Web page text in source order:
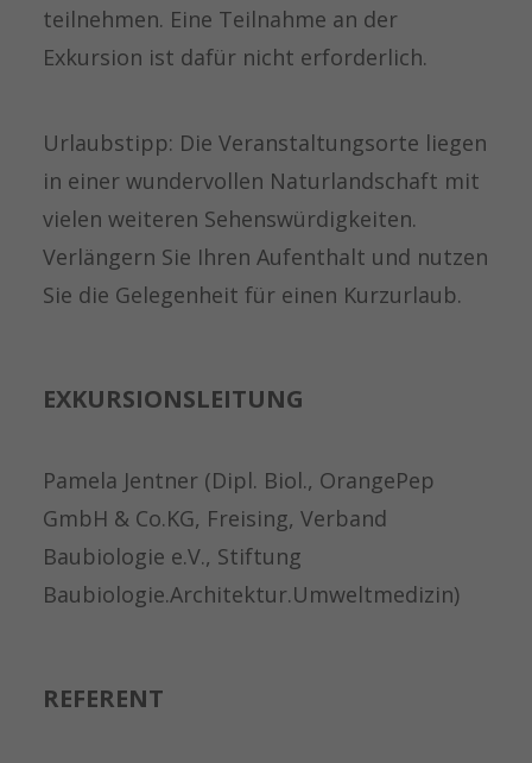
teilnehmen. Eine Teilnahme an der
Exkursion ist dafür nicht erforderlich.
Urlaubstipp: Die Veranstaltungsorte liegen
in einer wundervollen Naturlandschaft mit
vielen weiteren Sehenswürdigkeiten.
Verlängern Sie Ihren Aufenthalt und nutzen
Sie die Gelegenheit für einen Kurzurlaub.
EXKURSIONSLEITUNG
Pamela Jentner (Dipl. Biol., OrangePep
GmbH & Co.KG, Freising, Verband
Baubiologie e.V., Stiftung
Baubiologie.Architektur.Umweltmedizin)
REFERENT